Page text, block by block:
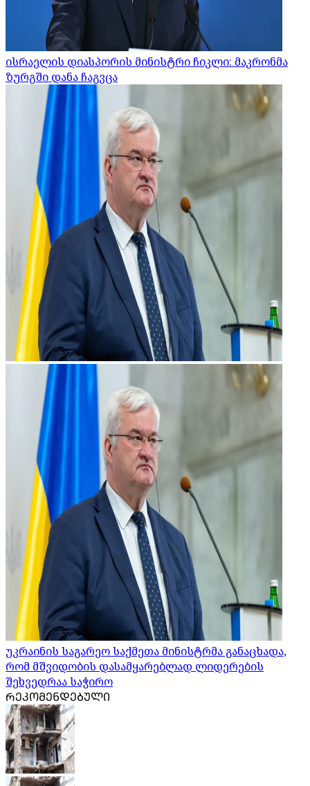
ისრაელის დიასპორის მინისტრი ჩიკლი: მაკრონმა
ზურგში დანა ჩაგვცა
უკრაინის საგარეო საქმეთა მინისტრმა განაცხადა,
რომ მშვიდობის დასამყარებლად ლიდერების
შეხვედრაა საჭირო
ᲠᲔᲙᲝᲛᲔᲜᲓᲔᲑᲣᲚᲘ